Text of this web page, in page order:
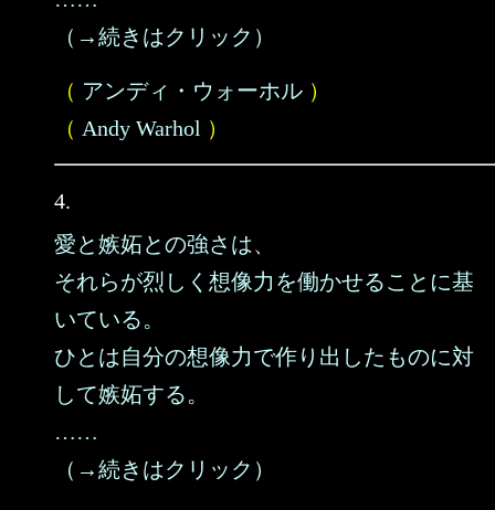
（→続きはクリック）
（ アンディ・ウォーホル ）
（ Andy Warhol ）
4.
愛と嫉妬との強さは、
それらが烈しく想像力を働かせることに基
いている。
ひとは自分の想像力で作り出したものに対
して嫉妬する。
……
（→続きはクリック）